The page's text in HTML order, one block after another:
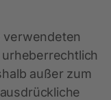
verwendeten
außer zum